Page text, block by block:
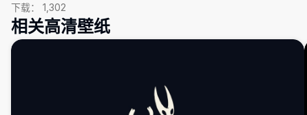
下载：
1,302
相关高清壁纸